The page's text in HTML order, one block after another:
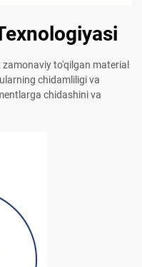
to'qilgan material
chidamliligi va
chidashini va